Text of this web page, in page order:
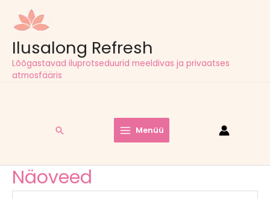
60,00€
Ilusalong Refresh
Lõõgastavad iluprotseduurid meeldivas ja privaatses
atmosfääris
Search
Main
Menüü
Näoveed